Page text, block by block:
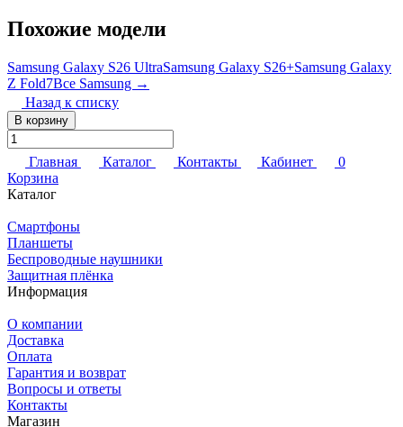
Похожие модели
Samsung Galaxy S26 UltraSamsung Galaxy S26+Samsung Galaxy
Z Fold7Все Samsung →
Назад к списку
В корзину
Главная Каталог Контакты Кабинет
0
Корзина
Каталог
Смартфоны
Планшеты
Беспроводные наушники
Защитная плёнка
Информация
О компании
Доставка
Оплата
Гарантия и возврат
Вопросы и ответы
Контакты
Магазин